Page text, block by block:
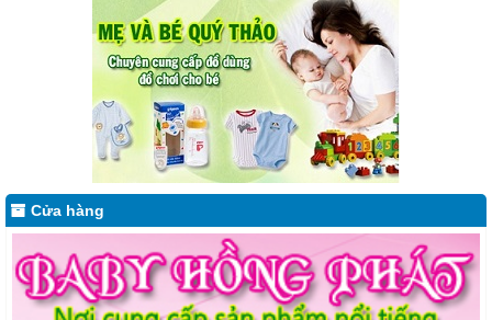
Cửa hàng
hàng đầu cho mẹ và bé